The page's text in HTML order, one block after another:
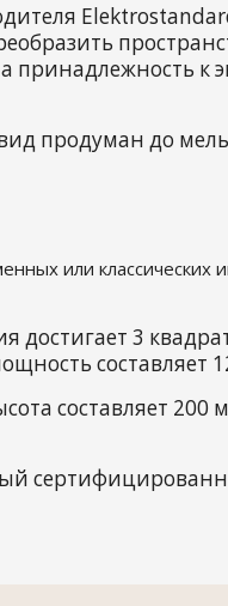
принадлежность к
продуман до
или классических
3
составляет
составляет